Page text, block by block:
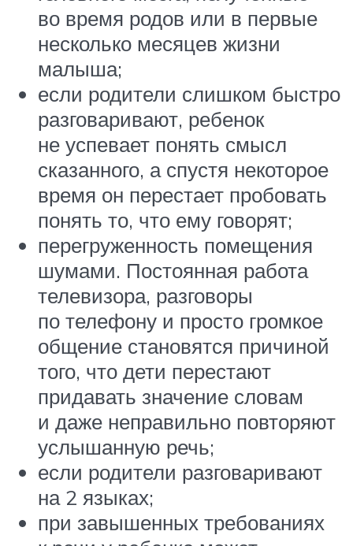
во время родов или в первые
несколько месяцев жизни
малыша;
если родители слишком быстро
разговаривают, ребенок
не успевает понять смысл
сказанного, а спустя некоторое
время он перестает пробовать
понять то, что ему говорят;
перегруженность помещения
шумами. Постоянная работа
телевизора, разговоры
по телефону и просто громкое
общение становятся причиной
того, что дети перестают
придавать значение словам
и даже неправильно повторяют
услышанную речь;
если родители разговаривают
на 2 языках;
при завышенных требованиях